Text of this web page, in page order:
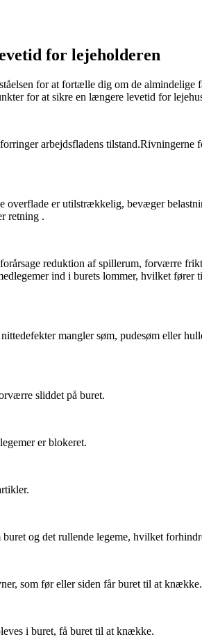
for lejeholderen
for at fortælle dig om de almindelige
for at sikre en længere levetid for
arbejdsfladens
er utilstrækkelig, bevæger
retning .
reduktion af spillerum, forværre
ind i burets lommer, hvilket
mangler søm, pudesøm eller
sliddet på buret.
er blokeret.
og det rullende legeme, hvilket
som før eller siden får buret til at knække.
i buret, få buret til at knække.